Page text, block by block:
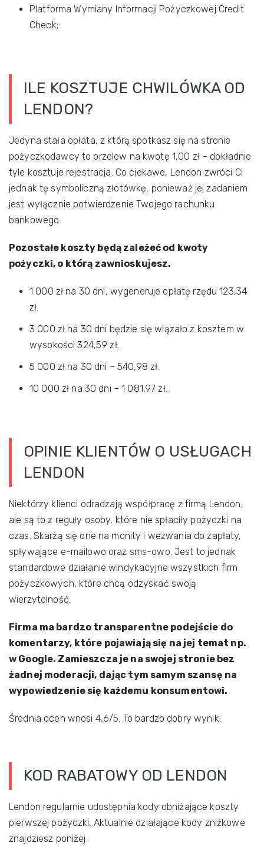
Platforma Wymiany Informacji Pożyczkowej Credit
Check;
ILE KOSZTUJE CHWILÓWKA OD
LENDON?
Jedyna stała opłata, z którą spotkasz się na stronie
pożyczkodawcy to przelew na kwotę 1,00 zł – dokładnie
tyle kosztuje rejestracja. Co ciekawe, Lendon zwróci Ci
jednak tę symboliczną złotówkę, ponieważ jej zadaniem
jest wyłącznie potwierdzenie Twojego rachunku
bankowego.
Pozostałe koszty będą zależeć od kwoty
pożyczki, o którą zawnioskujesz.
1 000 zł na 30 dni, wygeneruje opłatę rzędu 123,34
zł.
3 000 zł na 30 dni będzie się wiązało z kosztem w
wysokości 324,59 zł.
5 000 zł na 30 dni – 540,98 zł.
10 000 zł na 30 dni – 1 081,97 zł.
OPINIE KLIENTÓW O USŁUGACH
LENDON
Niektórzy klienci odradzają współpracę z firmą Lendon,
ale są to z reguły osoby, które nie spłaciły pożyczki na
czas. Skarżą się one na monity i wezwania do zapłaty,
spływające e-mailowo oraz sms-owo. Jest to jednak
standardowe działanie windykacyjne wszystkich firm
pożyczkowych, które chcą odzyskać swoją
wierzytelność.
Firma ma bardzo transparentne podejście do
komentarzy, które pojawiają się na jej temat np.
w Google. Zamieszcza je na swojej stronie bez
żadnej moderacji, dając tym samym szansę na
wypowiedzenie się każdemu konsumentowi.
Średnia ocen wnosi 4,6/5. To bardzo dobry wynik.
KOD RABATOWY OD LENDON
Lendon regularnie udostępnia kody obniżające koszty
pierwszej pożyczki. Aktualnie działające kody zniżkowe
znajdziesz poniżej.